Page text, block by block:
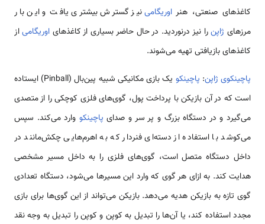
کاغذهای صنعتی، هنراوریگامینیز گسترش بیشتری یافت و این بار
مرز‌های ژاپنرا نیز درنوردید. در حال حاضر بسیاری از کاغذهایاوریگامیاز
کاغذهای بازیافتی تهیه می‌شوند.
پاچینکوی ژاپن: پاچینکو
یک بازی مکانیکی شبیه پین‌بال (Pinball) ایستاده
است که در آن بازیکن با پرداخت پول، گوی‌های فلزی کوچکی را از متصدی
می‌گیرد و در دستگاه بزرگ و پر سر و صدای پاچینکو وارد می‌کند. سپس
می‌کوشد با استفاده از دسته‌‌ای فنردار که به اهرم‌هایی چکش‌مانند در
داخل دستگاه متصل است، گوی‌های فلزی را به داخل مسیر مشخصی
هدایت کند. به ازای هر گوی که وارد این مسیرها می‌شود، دستگاه تعدادی
گوی تازه به بازیکن هدیه می‌دهد. بازیکن می‌تواند از این گوی‌ها برای بازی
مجدد استفاده کند، یا آن‌ها را تبدیل به کوپن و کوپن را تبدیل به وجه نقد